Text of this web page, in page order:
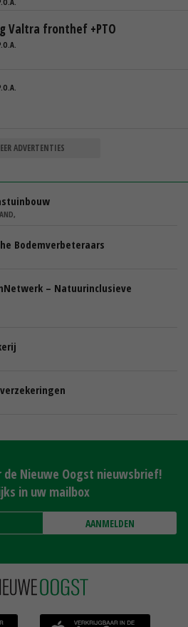
Valtra fronthef +PTO
ADVERTENTIES
Bodemverbeteraars
– Natuurinclusieve
de Nieuwe Oogst nieuwsbrief!
in uw mailbox
AANMELDEN